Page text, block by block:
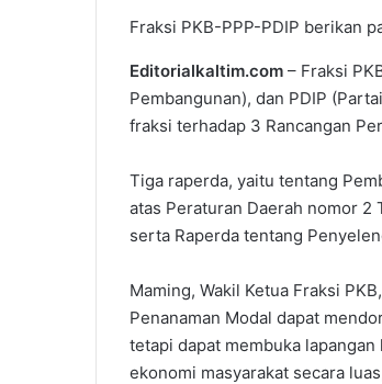
Fraksi PKB-PPP-PDIP berikan
Editorialkaltim.com – Fraksi
Pembangunan), dan PDIP
fraksi terhadap 3 Rancangan
Tiga raperda, yaitu tentang
atas Peraturan Daerah nomor 2
serta Raperda tentang
Maming, Wakil Ketua Fraksi
Penanaman Modal dapat
tetapi dapat membuka
ekonomi masyarakat secara